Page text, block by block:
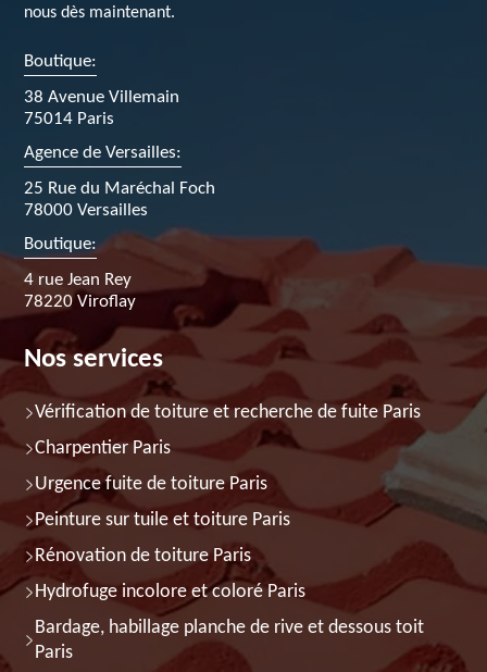
nous dès maintenant.
Boutique:
38 Avenue Villemain
75014 Paris
Agence de Versailles:
25 Rue du Maréchal Foch
78000 Versailles
Boutique:
4 rue Jean Rey
78220 Viroflay
Nos services
Vérification de toiture et recherche de fuite Paris
Charpentier Paris
Urgence fuite de toiture Paris
Peinture sur tuile et toiture Paris
Rénovation de toiture Paris
Hydrofuge incolore et coloré Paris
Bardage, habillage planche de rive et dessous toit
Paris